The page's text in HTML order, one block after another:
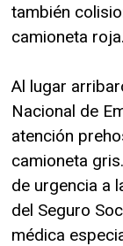
también
camioneta roja.
Al lugar
Nacional de
atención
camioneta
de urgencia a
del Seguro
médica